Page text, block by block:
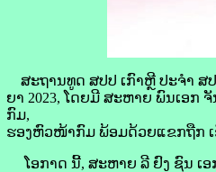
ສະຖານທູດ ສປປ ເກົາຫຼີ ປະຈຳ ສ
ຍາ 2023, ໂດຍມີ ສະຫາຍ ພົນເອ
ກົມ,
ຮອງຫົວໜ້າກົມ ພ້ອມດ້ວຍແຂກຖືກ ເ
ໂອກາດ ນີ້, ສະຫາຍ ລີ ຢົງ ຊົນ ເອ